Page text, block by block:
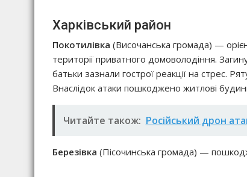
Харківський район
Покотилівка (Височанська громада) —
території приватного домоволодіння.
батьки зазнали гострої реакції на стрес.
Внаслідок атаки пошкоджено житлові
Читайте також: Російський дрон
Березівка (Пісочинська громада) —